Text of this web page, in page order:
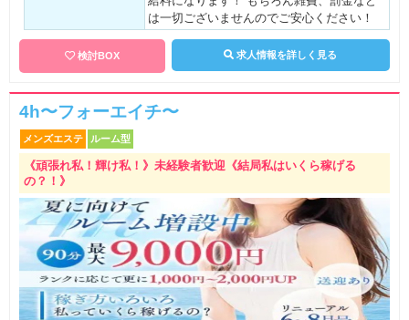
は一切ございませんのでご安心ください！
検討BOX 求人情報を詳しく見る
4h〜フォーエイチ〜
メンズエステ ルーム型
《頑張れ私！輝け私！》未経験者歓迎《結局私はいくら稼げる
の？！》